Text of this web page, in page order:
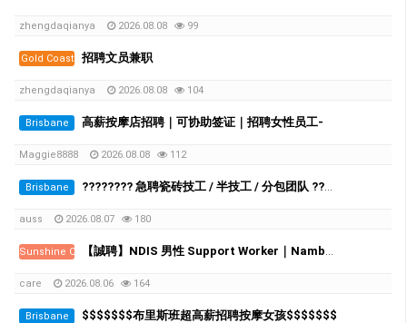
zhengdaqianya 2026.08.08 99
Gold Coast 招聘文员兼职
zhengdaqianya 2026.08.08 104
Brisbane 高薪按摩店招聘｜可协助签证｜招聘女性员工-
Maggie8888 2026.08.08 112
Brisbane ???????? 急聘瓷砖技工 / 半技工 / 分包团队 ????????
auss 2026.08.07 180
Sunshine Coast【誠聘】NDIS 男性 Support Worker｜Nambour｜時薪 $39–$50.29
care 2026.08.06 164
Brisbane $$$$$$$布里斯班超高薪招聘按摩女孩$$$$$$$